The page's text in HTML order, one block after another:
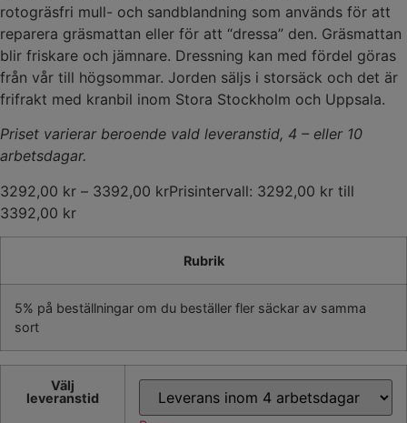
rotogräsfri mull- och sandblandning som används för att
reparera gräsmattan eller för att “dressa” den. Gräsmattan
blir friskare och jämnare. Dressning kan med fördel göras
från vår till högsommar. Jorden säljs i storsäck och det är
frifrakt med kranbil inom Stora Stockholm och Uppsala.
Priset varierar beroende vald leveranstid, 4 – eller 10
arbetsdagar.
3292,00 kr – 3392,00 krPrisintervall: 3292,00 kr till
3392,00 kr
Rubrik
5% på beställningar om du beställer fler säckar av samma
sort
Välj
leveranstid